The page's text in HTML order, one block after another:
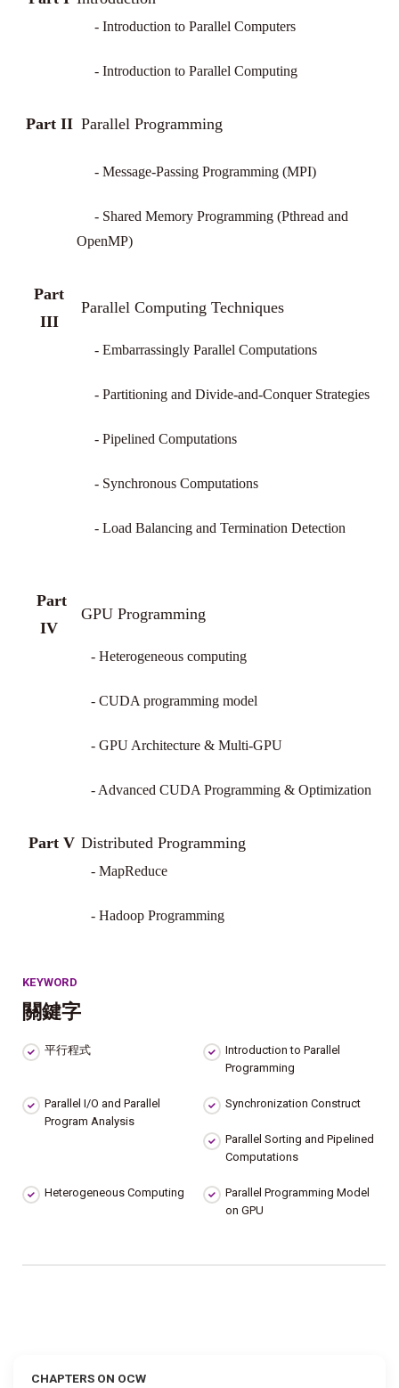
- Introduction to Parallel Computers
- Introduction to Parallel Computing
Part II Parallel Programming
- Message-Passing Programming (MPI)
- Shared Memory Programming (Pthread and
OpenMP)
Part
III
Parallel Computing Techniques
- Embarrassingly Parallel Computations
- Partitioning and Divide-and-Conquer Strategies
- Pipelined Computations
- Synchronous Computations
- Load Balancing and Termination Detection
Part
IV
GPU Programming
- Heterogeneous computing
- CUDA programming model
- GPU Architecture & Multi-GPU
- Advanced CUDA Programming & Optimization
Part V Distributed Programming
- MapReduce
- Hadoop Programming
KEYWORD
關鍵字
平行程式
Introduction to Parallel
Programming
Parallel I/O and Parallel
Program Analysis
Synchronization Construct
Parallel Sorting and Pipelined
Computations
Heterogeneous Computing
Parallel Programming Model
on GPU
CHAPTERS ON OCW